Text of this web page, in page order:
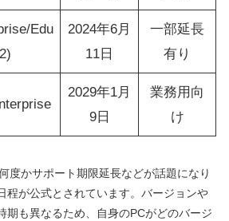
Edu
2024年6月
11日
一部延長
有り
2029年1月
9日
業務用向
け
度かサポート期限延長などが話題になり
程が公式とされています。バージョンや
期も異なるため、自身のPCがどのバージ